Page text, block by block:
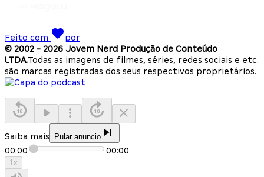
Feito com
por
© 2002 - 2026 Jovem Nerd Produção de Conteúdo
LTDA.Todas as imagens de filmes, séries, redes sociais e etc.
são marcas registradas dos seus respectivos proprietários.
Saiba mais Pular anuncio
00:00 00:00
1x